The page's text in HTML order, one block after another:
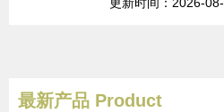
最新产品 Product